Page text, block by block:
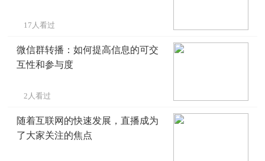
17人看过
微信群转播：如何提高信息的可交
互性和参与度
2人看过
随着互联网的快速发展，直播成为
了大家关注的焦点